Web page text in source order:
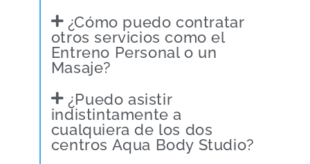
¿Cómo puedo contratar
otros servicios como el
Entreno Personal o un
Masaje?
¿Puedo asistir
indistintamente a
cualquiera de los dos
centros Aqua Body Studio?